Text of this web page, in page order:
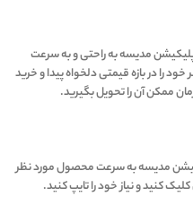
مدیسه به راحتی و به سرعت
را در بازه قیمتی دلخواه پیدا و خرید
ممکن آن‌ را تحویل بگیرید.
مدیسه به سرعت محصول مورد نظر
کنید و نیاز خود را تایپ کنید.